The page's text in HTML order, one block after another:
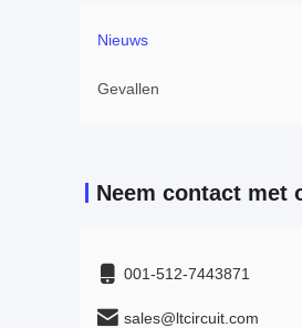
Nieuws
Gevallen
001-512-7443871
sales@ltcircuit.com